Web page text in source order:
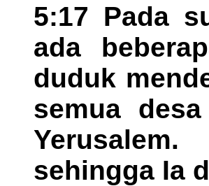
5:17 Pada
ada
duduk
semua
sehingga Ia